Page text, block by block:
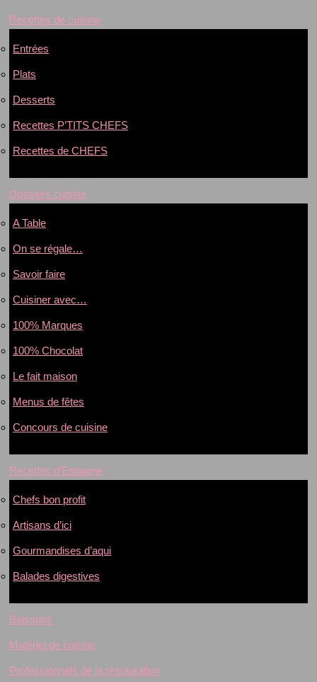
Recettes de cuisine
Entrées
Plats
Desserts
Recettes P’TITS CHEFS
Recettes de CHEFS
Dossiers cuisine
A Table
On se régale…
Savoir faire
Cuisiner avec…
100% Marques
100% Chocolat
Le fait maison
Menus de fêtes
Concours de cuisine
Recettes d’Espagne
Chefs bon profit
Artisans d’ici
Gourmandises d’aqui
Balades digestives
Boissons
Matériel de cuisine
Professionnels de la restauration